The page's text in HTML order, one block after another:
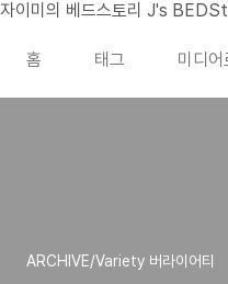
본문 바로가기
자이미의 베드스토리 J's
홈 태그 미디어
ARCHIVE/Variety 버라이어티